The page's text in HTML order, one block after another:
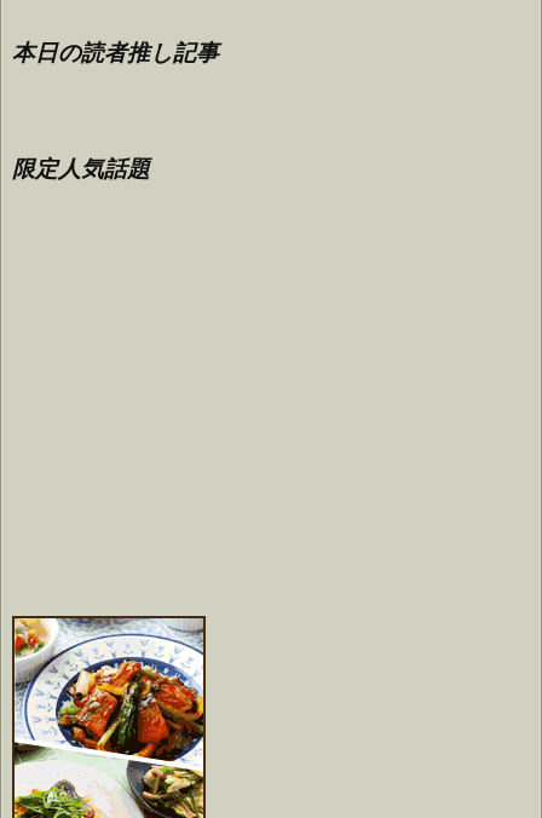
本日の読者推し記事
限定人気話題